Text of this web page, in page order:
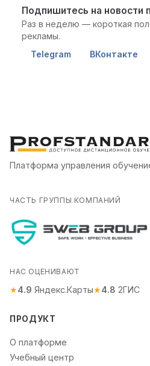
Подпишитесь на новости
Раз в неделю — короткая
рекламы.
Telegram
ВКонтакте
Платформа управления
ЧАСТЬ ГРУППЫ КОМПАНИЙ
НАС ОЦЕНИВАЮТ
★4.9 Яндекс.Карты★4.8 2ГИС
ПРОДУКТ
О платформе
Учебный центр